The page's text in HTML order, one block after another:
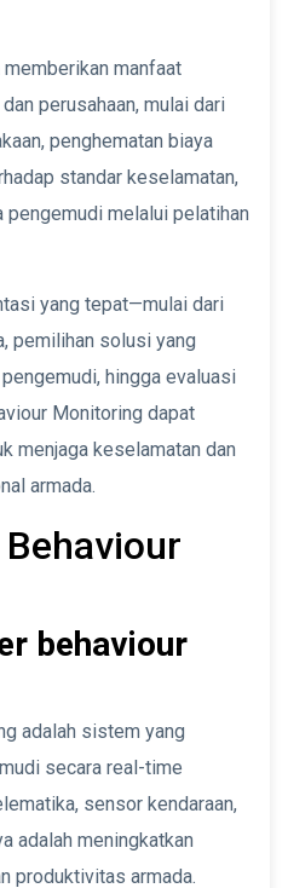
manfaat
perusahaan, mulai dari
penghematan biaya
standar keselamatan,
pengemudi melalui pelatihan
yang tepat—mulai dari
pemilihan solusi yang
hingga evaluasi
Monitoring dapat
menjaga keselamatan dan
armada.
Behaviour
behaviour
adalah sistem yang
secara real-time
sensor kendaraan,
adalah meningkatkan
produktivitas armada.